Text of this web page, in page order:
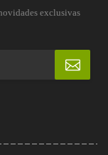
exclusivas